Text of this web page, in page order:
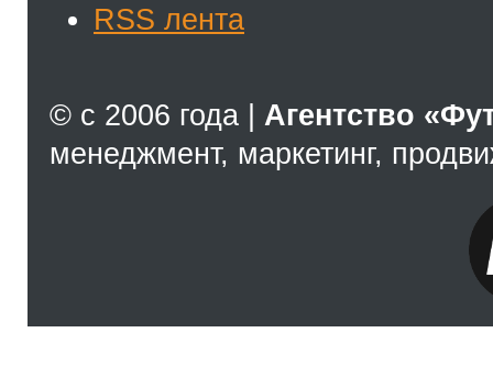
RSS лента
© с 2006 года | Агентство
менеджмент, маркетинг,